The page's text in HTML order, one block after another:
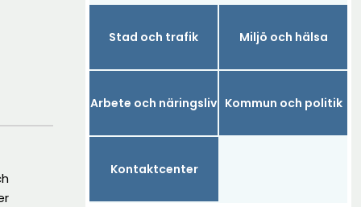
Stad och trafik Miljö och hälsa
Arbete och näringsliv Kommun och politik
Kontaktcenter